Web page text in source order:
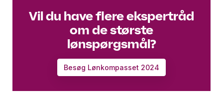
Vil du have flere ekspertråd
om de største
lønspørgsmål?
Besøg Lønkompasset 2024